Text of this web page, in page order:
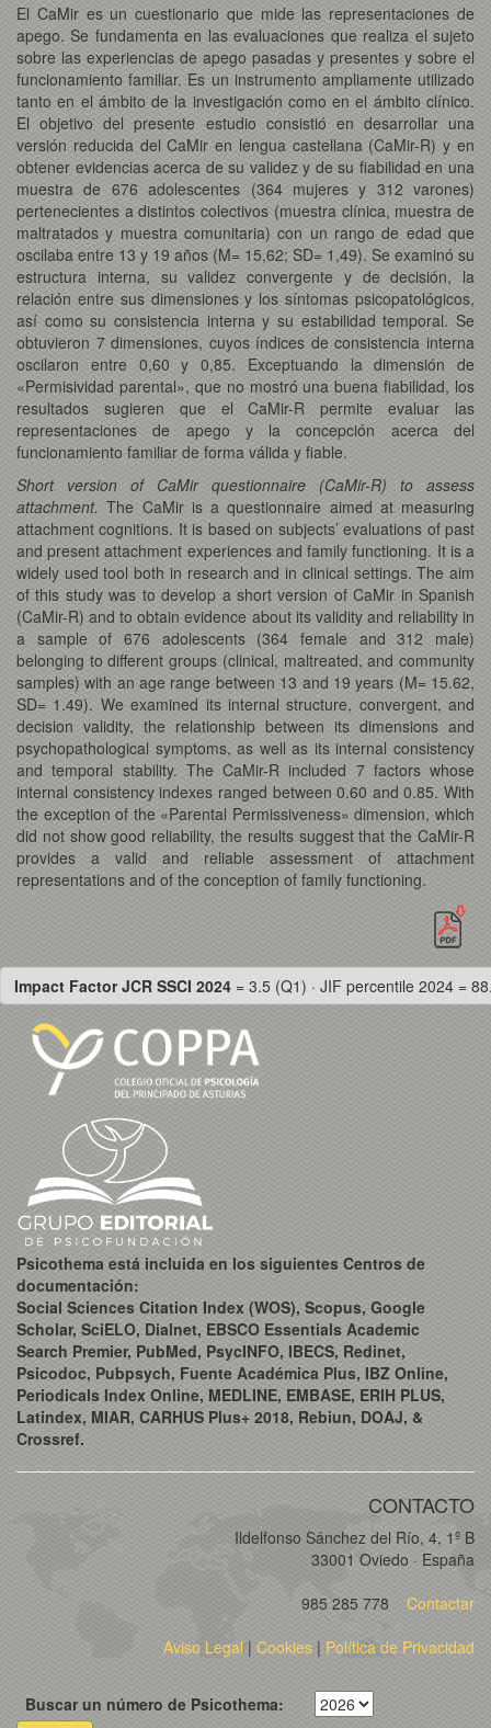
El CaMir es un cuestionario que mide las representaciones de
apego. Se fundamenta en las evaluaciones que realiza el sujeto
sobre las experiencias de apego pasadas y presentes y sobre el
funcionamiento familiar. Es un instrumento ampliamente utilizado
tanto en el ámbito de la investigación como en el ámbito clínico.
El objetivo del presente estudio consistió en desarrollar una
versión reducida del CaMir en lengua castellana (CaMir-R) y en
obtener evidencias acerca de su validez y de su fiabilidad en una
muestra de 676 adolescentes (364 mujeres y 312 varones)
pertenecientes a distintos colectivos (muestra clínica, muestra de
maltratados y muestra comunitaria) con un rango de edad que
oscilaba entre 13 y 19 años (M= 15,62; SD= 1,49). Se examinó su
estructura interna, su validez convergente y de decisión, la
relación entre sus dimensiones y los síntomas psicopatológicos,
así como su consistencia interna y su estabilidad temporal. Se
obtuvieron 7 dimensiones, cuyos índices de consistencia interna
oscilaron entre 0,60 y 0,85. Exceptuando la dimensión de
«Permisividad parental», que no mostró una buena fiabilidad, los
resultados sugieren que el CaMir-R permite evaluar las
representaciones de apego y la concepción acerca del
funcionamiento familiar de forma válida y fiable.
Short version of CaMir questionnaire (CaMir-R) to assess
attachment.The CaMir is a questionnaire aimed at measuring
attachment cognitions. It is based on subjects’ evaluations of past
and present attachment experiences and family functioning. It is a
widely used tool both in research and in clinical settings. The aim
of this study was to develop a short version of CaMir in Spanish
(CaMir-R) and to obtain evidence about its validity and reliability in
a sample of 676 adolescents (364 female and 312 male)
belonging to different groups (clinical, maltreated, and community
samples) with an age range between 13 and 19 years (M= 15.62,
SD= 1.49). We examined its internal structure, convergent, and
decision validity, the relationship between its dimensions and
psychopathological symptoms, as well as its internal consistency
and temporal stability. The CaMir-R included 7 factors whose
internal consistency indexes ranged between 0.60 and 0.85. With
the exception of the «Parental Permissiveness» dimension, which
did not show good reliability, the results suggest that the CaMir-R
provides a valid and reliable assessment of attachment
representations and of the conception of family functioning.
Impact Factor JCR SSCI 2024 = 3.5 (Q1) · JIF percentile 2024 =
Psicothema está incluida en los siguientes Centros de
documentación:
Social Sciences Citation Index (WOS), Scopus, Google
Scholar, SciELO, Dialnet, EBSCO Essentials Academic
Search Premier, PubMed, PsycINFO, IBECS, Redinet,
Psicodoc, Pubpsych, Fuente Académica Plus, IBZ Online,
Periodicals Index Online, MEDLINE, EMBASE, ERIH PLUS,
Latindex, MIAR, CARHUS Plus+ 2018, Rebiun, DOAJ, &
Crossref.
CONTACTO
Ildelfonso Sánchez del Río, 4, 1º B
33001 Oviedo · España
985 285 778
Contactar
Aviso Legal| Cookies | Política de Privacidad
Buscar un número de Psicothema: